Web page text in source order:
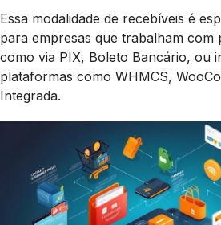
Essa modalidade de recebíveis é
para empresas que trabalham com
como via PIX, Boleto Bancário, ou
plataformas como WHMCS,
Integrada.